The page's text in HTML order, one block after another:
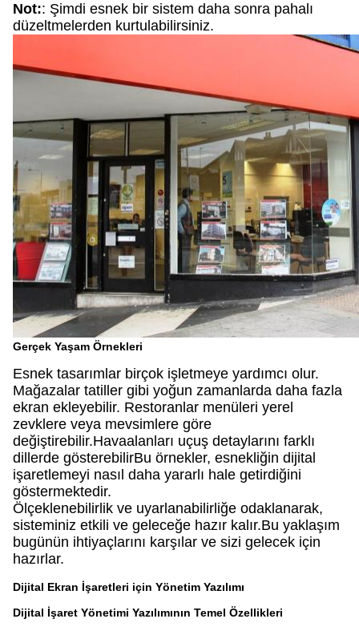
Not:: Şimdi esnek bir sistem daha sonra pahalı
düzeltmelerden kurtulabilirsiniz.
Gerçek Yaşam Örnekleri
Esnek tasarımlar birçok işletmeye yardımcı olur.
Mağazalar tatiller gibi yoğun zamanlarda daha fazla
ekran ekleyebilir. Restoranlar menüleri yerel
zevklere veya mevsimlere göre
değiştirebilir.Havaalanları uçuş detaylarını farklı
dillerde gösterebilirBu örnekler, esnekliğin dijital
işaretlemeyi nasıl daha yararlı hale getirdiğini
göstermektedir.
Ölçeklenebilirlik ve uyarlanabilirliğe odaklanarak,
sisteminiz etkili ve geleceğe hazır kalır.Bu yaklaşım
bugünün ihtiyaçlarını karşılar ve sizi gelecek için
hazırlar.
Dijital Ekran İşaretleri için Yönetim Yazılımı
Dijital İşaret Yönetimi Yazılımının Temel Özellikleri